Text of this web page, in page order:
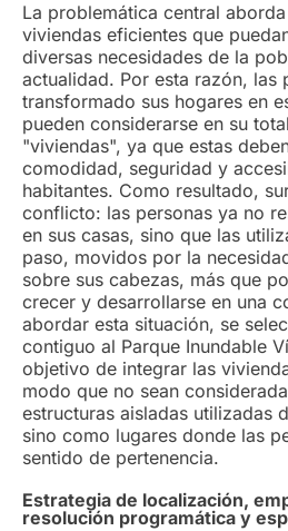
La problemática central
viviendas eficientes que
diversas necesidades de la
actualidad. Por esta razón, las
transformado sus hogares en
pueden considerarse en su
"viviendas", ya que estas
comodidad, seguridad y
habitantes. Como resultado,
conflicto: las personas ya no
en sus casas, sino que las
paso, movidos por la
sobre sus cabezas, más que
crecer y desarrollarse en una
abordar esta situación, se
contiguo al Parque Inundable
objetivo de integrar las
modo que no sean
estructuras aisladas utilizadas
sino como lugares donde las
sentido de pertenencia.
Estrategia de localización,
resolución programática y